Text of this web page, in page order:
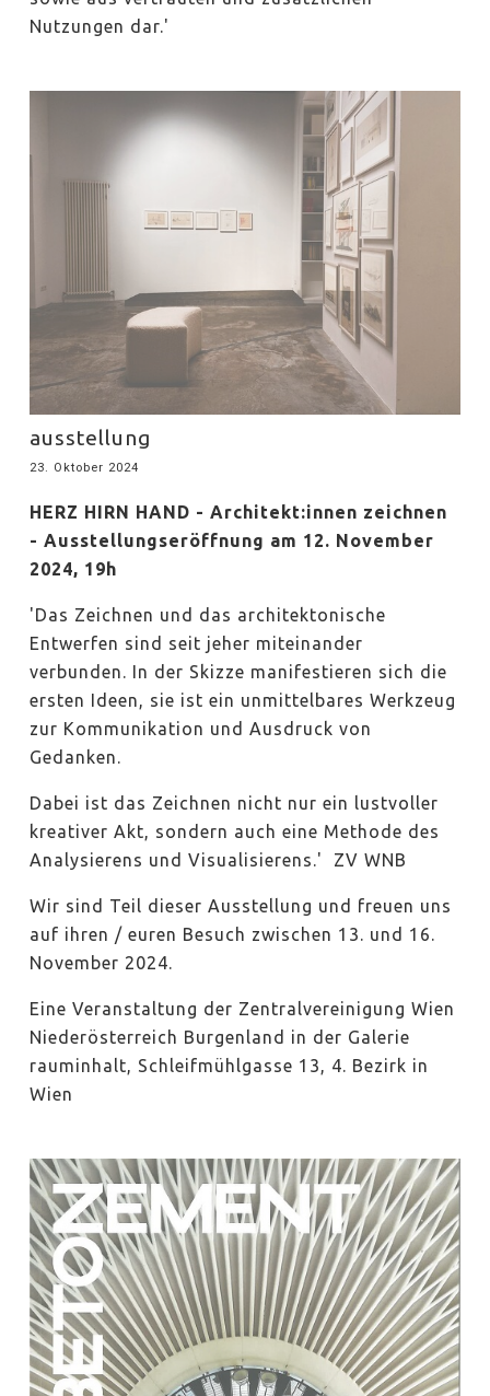
Nutzungen dar.'
ausstellung
23. Oktober 2024
HERZ HIRN HAND - Architekt:innen zeichnen
- Ausstellungseröffnung am 12. November
2024, 19h
'Das Zeichnen und das architektonische
Entwerfen sind seit jeher miteinander
verbunden. In der Skizze manifestieren sich die
ersten Ideen, sie ist ein unmittelbares Werkzeug
zur Kommunikation und Ausdruck von
Gedanken.
Dabei ist das Zeichnen nicht nur ein lustvoller
kreativer Akt, sondern auch eine Methode des
Analysierens und Visualisierens.' ZV WNB
Wir sind Teil dieser Ausstellung und freuen uns
auf ihren / euren Besuch zwischen 13. und 16.
November 2024.
Eine Veranstaltung der Zentralvereinigung Wien
Niederösterreich Burgenland in der Galerie
rauminhalt, Schleifmühlgasse 13, 4. Bezirk in
Wien